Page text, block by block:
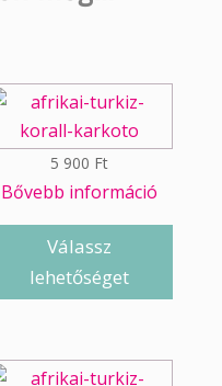
5 900 Ft
Bővebb információ
Válassz
lehetőséget